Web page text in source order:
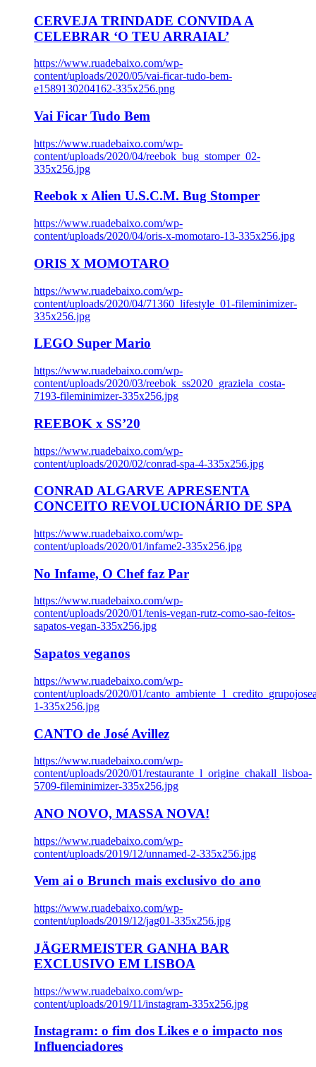
CERVEJA TRINDADE CONVIDA A
CELEBRAR ‘O TEU ARRAIAL’
https://www.ruadebaixo.com/wp-
content/uploads/2020/05/vai-ficar-tudo-bem-
e1589130204162-335x256.png
Vai Ficar Tudo Bem
https://www.ruadebaixo.com/wp-
content/uploads/2020/04/reebok_bug_stomper_02-
335x256.jpg
Reebok x Alien U.S.C.M. Bug Stomper
https://www.ruadebaixo.com/wp-
content/uploads/2020/04/oris-x-momotaro-13-335x256.jpg
ORIS X MOMOTARO
https://www.ruadebaixo.com/wp-
content/uploads/2020/04/71360_lifestyle_01-fileminimizer-
335x256.jpg
LEGO Super Mario
https://www.ruadebaixo.com/wp-
content/uploads/2020/03/reebok_ss2020_graziela_costa-
7193-fileminimizer-335x256.jpg
REEBOK x SS’20
https://www.ruadebaixo.com/wp-
content/uploads/2020/02/conrad-spa-4-335x256.jpg
CONRAD ALGARVE APRESENTA
CONCEITO REVOLUCIONÁRIO DE SPA
https://www.ruadebaixo.com/wp-
content/uploads/2020/01/infame2-335x256.jpg
No Infame, O Chef faz Par
https://www.ruadebaixo.com/wp-
content/uploads/2020/01/tenis-vegan-rutz-como-sao-feitos-
sapatos-vegan-335x256.jpg
Sapatos veganos
https://www.ruadebaixo.com/wp-
content/uploads/2020/01/
1-335x256.jpg
CANTO de José Avillez
https://www.ruadebaixo.com/wp-
content/uploads/2020/01/restaurante_l_origine_chakall_lisboa-
5709-fileminimizer-335x256.jpg
ANO NOVO, MASSA NOVA!
https://www.ruadebaixo.com/wp-
content/uploads/2019/12/unnamed-2-335x256.jpg
Vem ai o Brunch mais exclusivo do ano
https://www.ruadebaixo.com/wp-
content/uploads/2019/12/jag01-335x256.jpg
JÄGERMEISTER GANHA BAR
EXCLUSIVO EM LISBOA
https://www.ruadebaixo.com/wp-
content/uploads/2019/11/instagram-335x256.jpg
Instagram: o fim dos Likes e o impacto nos
Influenciadores